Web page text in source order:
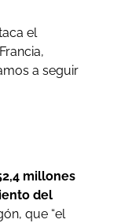
el
a seguir
millones
del
que “el